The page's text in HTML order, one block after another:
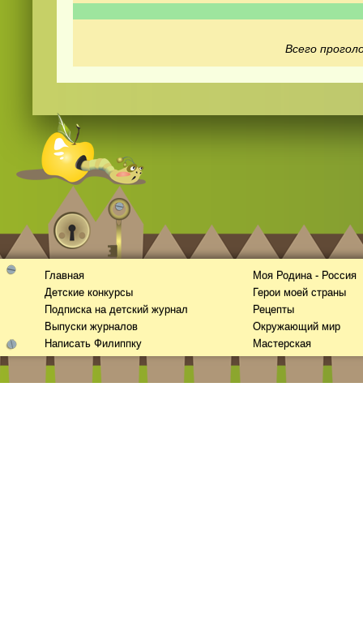
Всего
Главная
Детские конкурсы
Подписка на детский журнал
Выпуски журналов
Написать Филиппку
Моя Родина - Россия
Герои моей страны
Рецепты
Окружающий мир
Мастерская